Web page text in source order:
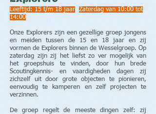
Leeftijd: 15 t/m 18 jaar
Zaterdag van 10:00 tot
14:00
Onze Explorers zijn een gezellige groep jongens
en meiden tussen de 15 en 18 jaar en zij
vormen de Explorers binnen de Wesselgroep. Op
zaterdag zijn zij het liefst zo ver mogelijk van
het groepshuis te vinden, door hun brede
Scoutingkennis- en vaardigheden dagen zij
zichzelf uit door grote objecten te pionieren,
eenvoudig te kamperen en zelf projecten te
verzinnen.
De groep regelt de meeste dingen zelf: zij